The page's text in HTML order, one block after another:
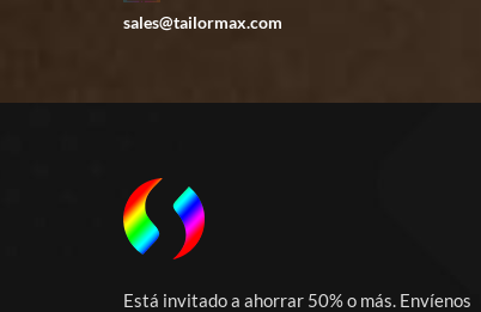
sales@tailormax.com
Está invitado a ahorrar 50% o más. Envíenos